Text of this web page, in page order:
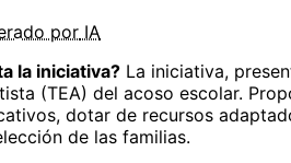
por IA
la iniciativa? La iniciativa,
(TEA) del acoso escolar.
dotar de recursos
de las familias.